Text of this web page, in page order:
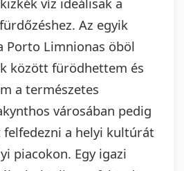
Az egyik
Porto Limnionas öböl
között fürödhettem és
a természetes
városában pedig
a helyi kultúrát
piacokon. Egy igazi